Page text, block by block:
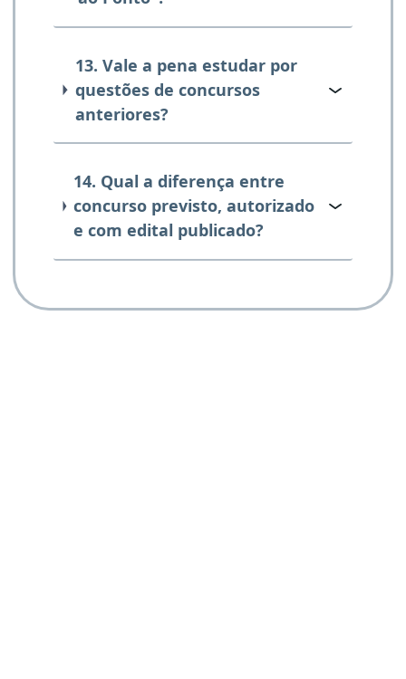
13. Vale a pena estudar por
questões de concursos
anteriores?
14. Qual a diferença entre
concurso previsto, autorizado
e com edital publicado?